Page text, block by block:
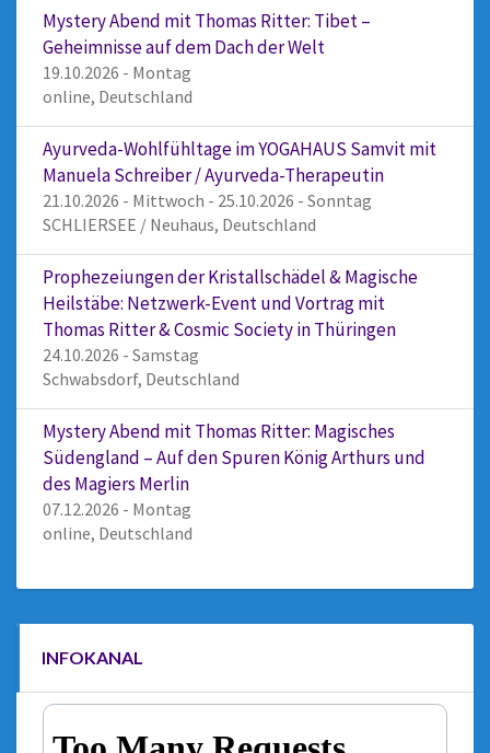
Mystery Abend mit Thomas Ritter: Tibet –
Geheimnisse auf dem Dach der Welt
19.10.2026 - Montag
online, Deutschland
Ayurveda-Wohlfühltage im YOGAHAUS Samvit mit
Manuela Schreiber / Ayurveda-Therapeutin
21.10.2026 - Mittwoch - 25.10.2026 - Sonntag
SCHLIERSEE / Neuhaus, Deutschland
Prophezeiungen der Kristallschädel & Magische
Heilstäbe: Netzwerk-Event und Vortrag mit
Thomas Ritter & Cosmic Society in Thüringen
24.10.2026 - Samstag
Schwabsdorf, Deutschland
Mystery Abend mit Thomas Ritter: Magisches
Südengland – Auf den Spuren König Arthurs und
des Magiers Merlin
07.12.2026 - Montag
online, Deutschland
INFOKANAL